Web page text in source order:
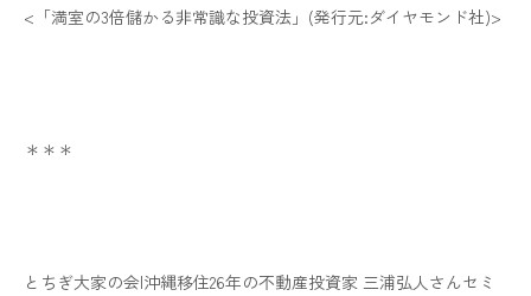
<「満室の3倍儲かる非常識な投資法」(発行元:ダイヤモンド社)>
＊＊＊
とちぎ大家の会|沖縄移住26年の不動産投資家 三浦弘人さんセミ